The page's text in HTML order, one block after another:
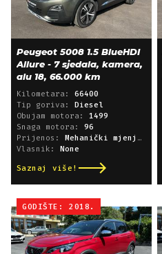
Peugeot 5008 1.5 BlueHDI
Allure - 7 sjedala, kamera,
alu 18, 66.000 km
Kilometara: 66400
Tip goriva:
Diesel
Obujam motora: 1499
Snaga motora: 96
Prijenos:
Mehanički mjenjač
Vlasnik:
None
Saznaj više!
GODIŠTE: 2018.